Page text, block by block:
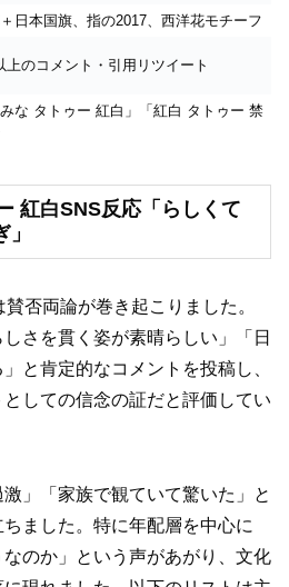
日本国旗、指の2017、西洋花モチーフ
上のコメント・引用リツイート
みな タトゥー 紅白」「紅白 タトゥー 禁
紅白SNS反応「らしくて
否両論が巻き起こりました。
さを貫く姿が素晴らしい」「日
と肯定的なコメントを投稿し、
しての信念の証だと評価してい
」「家族で観ていて驚いた」と
ました。特に年配層を中心に
なのか」という声があがり、文化